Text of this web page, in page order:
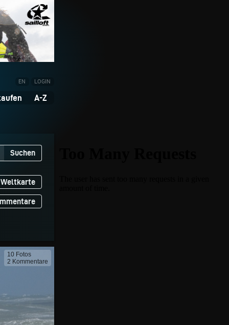
EN LOGIN
A-Z
Suchen
Weltkarte
10 Fotos
2 Kommentare